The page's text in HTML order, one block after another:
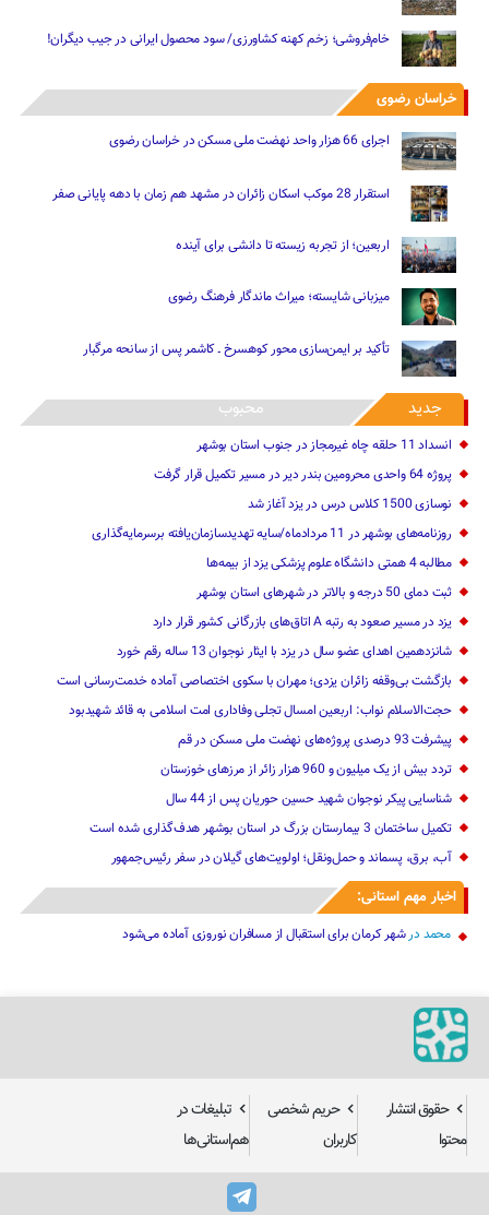
خام‌فروشی؛ زخم کهنه کشاورزی/ سود محصول ایرانی در جیب دیگران!
خراسان رضوی
اجرای 66 هزار واحد نهضت ملی مسکن در خراسان رضوی
استقرار 28 موکب اسکان زائران در مشهد هم زمان با دهه پایانی صفر
اربعین؛ از تجربه زیسته تا دانشی برای آینده
میزبانی شایسته؛ میراث ماندگار فرهنگ رضوی
تأکید بر ایمن‌سازی محور کوهسرخ ـ کاشمر پس از سانحه مرگبار
جدید محبوب
انسداد 11 حلقه چاه غیرمجاز در جنوب استان بوشهر
پروژه 64 واحدی محرومین بندر دیر در مسیر تکمیل قرار گرفت
نوسازی 1500 کلاس درس در یزد آغاز شد
روزنامه‌های بوشهر در 11 مردادماه/سایه تهدیدسازمان‌یافته برسرمایه‌گذاری
مطالبه 4 همتی دانشگاه علوم پزشکی یزد از بیمه‌ها
ثبت دمای 50 درجه و بالاتر در شهرهای استان بوشهر
یزد در مسیر صعود به رتبه A اتاق‌های بازرگانی کشور قرار دارد
شانزدهمین اهدای عضو سال در یزد با ایثار نوجوان 13 ساله رقم خورد
بازگشت بی‌وقفه زائران یزدی؛ مهران با سکوی اختصاصی آماده خدمت‌رسانی است
حجت‌الاسلام نواب: اربعین امسال تجلی وفاداری امت اسلامی به قائد شهیدبود
پیشرفت 93 درصدی پروژه‌های نهضت ملی مسکن در قم
تردد بیش از یک میلیون و 960 هزار زائر از مرزهای خوزستان
شناسایی پیکر نوجوان شهید حسین حوریان پس از 44 سال
تکمیل ساختمان 3 بیمارستان بزرگ در استان بوشهر هدف‌گذاری شده است
آب، برق، پسماند و حمل‌ونقل؛ اولویت‌های گیلان در سفر رئیس‌جمهور
اخبار مهم استانی:
محمد درشهر کرمان برای استقبال از مسافران نوروزی آماده می‌شود
حقوق انتشار
محتوا
حریم شخصی
کاربران
تبلیغات در
هم‌استانی‌ها